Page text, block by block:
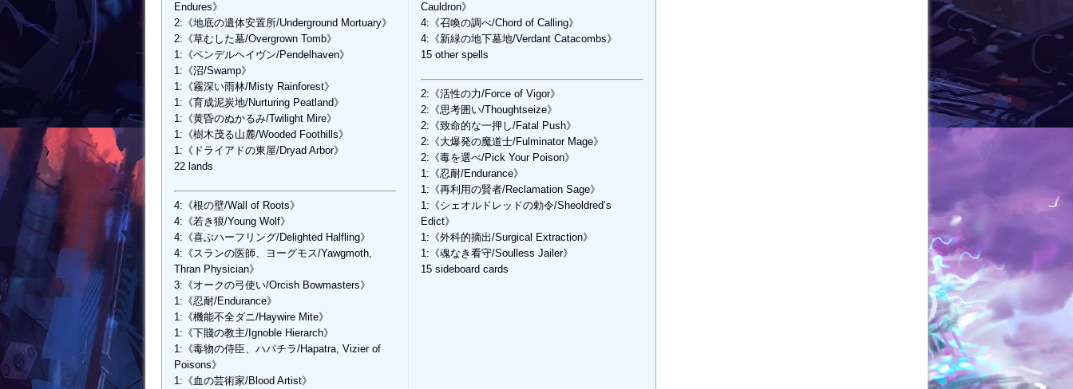
Endures》
2:《地底の遺体安置所/Underground Mortuary》
2:《草むした墓/Overgrown Tomb》
1:《ペンデルヘイヴン/Pendelhaven》
1:《沼/Swamp》
1:《霧深い雨林/Misty Rainforest》
1:《育成泥炭地/Nurturing Peatland》
1:《黄昏のぬかるみ/Twilight Mire》
1:《樹木茂る山麓/Wooded Foothills》
1:《ドライアドの東屋/Dryad Arbor》
22 lands
4:《根の壁/Wall of Roots》
4:《若き狼/Young Wolf》
4:《喜ぶハーフリング/Delighted Halfling》
4:《スランの医師、ヨーグモス/Yawgmoth,
Thran Physician》
3:《オークの弓使い/Orcish Bowmasters》
1:《忍耐/Endurance》
1:《機能不全ダニ/Haywire Mite》
1:《下賤の教主/Ignoble Hierarch》
1:《毒物の侍臣、ハパチラ/Hapatra, Vizier of
Poisons》
1:《血の芸術家/Blood Artist》
Cauldron》
4:《召喚の調べ/Chord of Calling》
4:《新緑の地下墓地/Verdant Catacombs》
15 other spells
2:《活性の力/Force of Vigor》
2:《思考囲い/Thoughtseize》
2:《致命的な一押し/Fatal Push》
2:《大爆発の魔道士/Fulminator Mage》
2:《毒を選べ/Pick Your Poison》
1:《忍耐/Endurance》
1:《再利用の賢者/Reclamation Sage》
1:《シェオルドレッドの勅令/Sheoldred’s
Edict》
1:《外科的摘出/Surgical Extraction》
1:《魂なき看守/Soulless Jailer》
15 sideboard cards